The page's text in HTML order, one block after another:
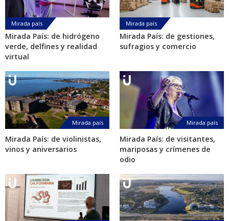
Mirada país
Mirada País: de hidrógeno
verde, delfines y realidad
virtual
Mirada país
Mirada País: de gestiones,
sufragios y comercio
Mirada país
Mirada País: de violinistas,
vinos y aniversarios
Mirada país
Mirada País: de visitantes,
mariposas y crímenes de
odio